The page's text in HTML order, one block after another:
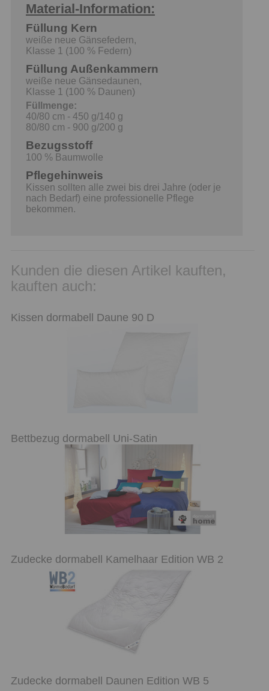
Material-Information:
Füllung Kern
weiße neue Gänsefedern,
Klasse 1 (100 % Federn)
Füllung Außenkammern
weiße neue Gänsedaunen,
Klasse 1 (100 % Daunen)
Füllmenge:
40/80 cm - 450 g/140 g
80/80 cm - 900 g/200 g
Bezugsstoff
100 % Baumwolle
Pflegehinweis
Kissen sollten alle zwei bis drei Jahre (oder je
nach Bedarf) eine professionelle Pflege
bekommen.
Kunden die diesen Artikel kauften,
kauften auch:
Kissen dormabell Daune 90 D
Bettbezug dormabell Uni-Satin
Zudecke dormabell Kamelhaar Edition WB 2
Zudecke dormabell Daunen Edition WB 5